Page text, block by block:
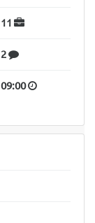
11
2
09:00